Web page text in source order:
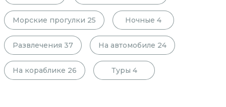
Морские прогулки 25 Ночные 4
Развлечения 37 На автомобиле 24
На кораблике 26 Туры 4